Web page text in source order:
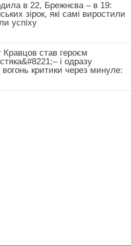
в 22, Брежнєва – в 19:
зірок, які самі виростили
успіху
Кравцов став героєм
і одразу
вогонь критики через минуле: